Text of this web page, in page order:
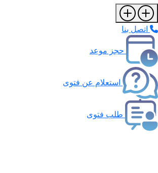
اتصل بنا
حجز موعد
استعلام عن فتوى
طلب فتوى